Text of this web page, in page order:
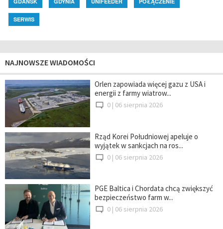
SERWIS
NAJNOWSZE WIADOMOŚCI
Orlen zapowiada więcej gazu z USA i
energii z farmy wiatrow...
0 | 06 sierpnia 2026
Rząd Korei Południowej apeluje o
wyjątek w sankcjach na ros...
0 | 06 sierpnia 2026
PGE Baltica i Chordata chcą zwiększyć
bezpieczeństwo farm w...
0 | 06 sierpnia 2026